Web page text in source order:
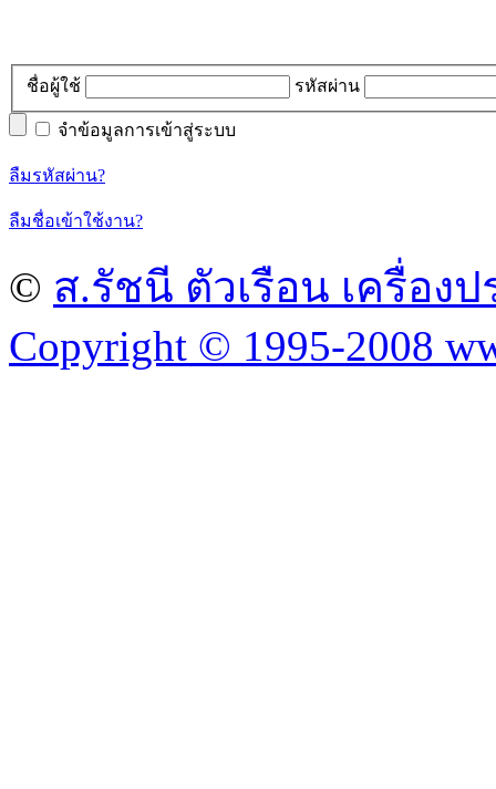
ชื่อผู้ใช้ รหัสผ่าน
จำข้อมูลการเข้าสู่ระบบ
ลืมรหัสผ่าน?
ลืมชื่อเข้าใช้งาน?
© ส.รัชนี ตัวเรือน เครื่อง
Copyright © 1995-2008